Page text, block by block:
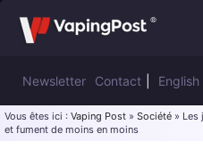
Newsletter Contact English
Vous êtes ici : Vaping Post » Société » Les
et fument de moins en moins